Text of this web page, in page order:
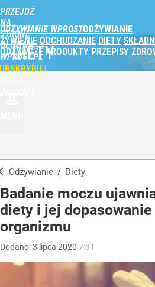
PRZEJDŹ
NA
STRONĘ
GŁÓWNĄ
WPROST.PL
ODŻYWIANIE WPROST
ŻYWIENIE ODCHUDZANIE DIETY
ODŻYWCZE PRODUKTY PRZEPISY
DIETY
Odżywianie / Diety
Badanie moczu
diety i jej
organizmu
Dodano:3 lipca 2020 7:31